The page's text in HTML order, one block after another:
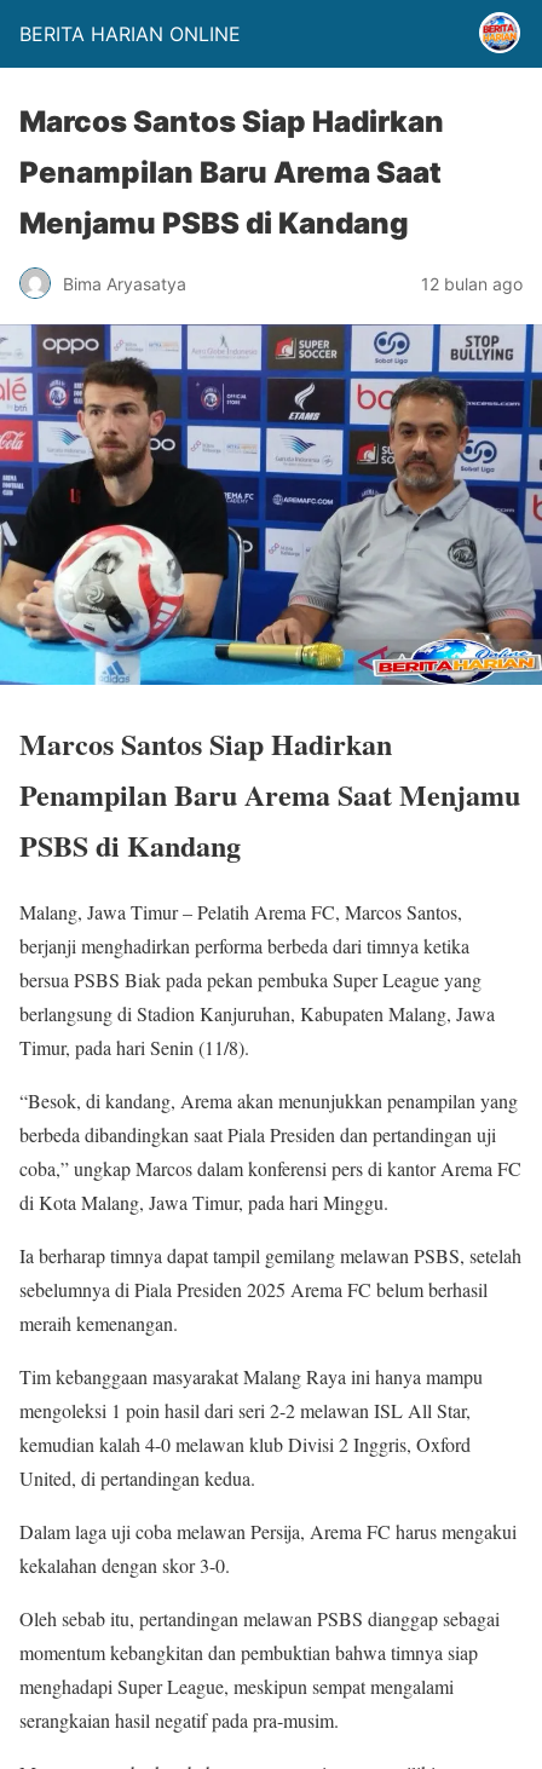
BERITA HARIAN ONLINE
Marcos Santos Siap Hadirkan
Penampilan Baru Arema Saat
Menjamu PSBS di Kandang
Bima Aryasatya 12 bulan ago
Marcos Santos Siap Hadirkan
Penampilan Baru Arema Saat Menjamu
PSBS di Kandang
Malang, Jawa Timur – Pelatih Arema FC, Marcos Santos,
berjanji menghadirkan performa berbeda dari timnya ketika
bersua PSBS Biak pada pekan pembuka Super League yang
berlangsung di Stadion Kanjuruhan, Kabupaten Malang, Jawa
Timur, pada hari Senin (11/8).
“Besok, di kandang, Arema akan menunjukkan penampilan yang
berbeda dibandingkan saat Piala Presiden dan pertandingan uji
coba,” ungkap Marcos dalam konferensi pers di kantor Arema FC
di Kota Malang, Jawa Timur, pada hari Minggu.
Ia berharap timnya dapat tampil gemilang melawan PSBS, setelah
sebelumnya di Piala Presiden 2025 Arema FC belum berhasil
meraih kemenangan.
Tim kebanggaan masyarakat Malang Raya ini hanya mampu
mengoleksi 1 poin hasil dari seri 2-2 melawan ISL All Star,
kemudian kalah 4-0 melawan klub Divisi 2 Inggris, Oxford
United, di pertandingan kedua.
Dalam laga uji coba melawan Persija, Arema FC harus mengakui
kekalahan dengan skor 3-0.
Oleh sebab itu, pertandingan melawan PSBS dianggap sebagai
momentum kebangkitan dan pembuktian bahwa timnya siap
menghadapi Super League, meskipun sempat mengalami
serangkaian hasil negatif pada pra-musim.